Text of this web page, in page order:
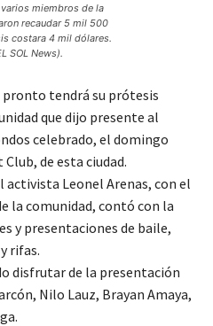
miembros de la
recaudar 5 mil 500
costara 4 mil dólares.
SOL News).
pronto tendrá su prótesis
que dijo presente al
celebrado, el domingo
de esta ciudad.
Leonel Arenas, con el
la comunidad, contó con la
y presentaciones de baile,
rifas.
disfrutar de la presentación
Nilo Lauz, Brayan Amaya,